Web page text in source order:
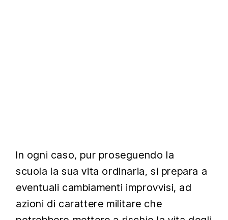
In ogni caso, pur proseguendo la
scuola la sua vita ordinaria, si prepara a
eventuali cambiamenti improvvisi, ad
azioni di carattere militare che